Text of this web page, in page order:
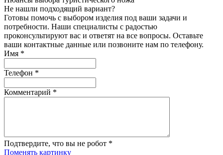
Не нашли подходящий вариант?
Готовы помочь с выбором изделия под ваши задачи и
потребности. Наши специалисты с радостью
проконсультируют вас и ответят на все вопросы. Оставьте
ваши контактные данные или позвоните нам по телефону.
Имя *
Телефон *
Комментарий *
Подтвердите, что вы не робот *
Поменять картинку